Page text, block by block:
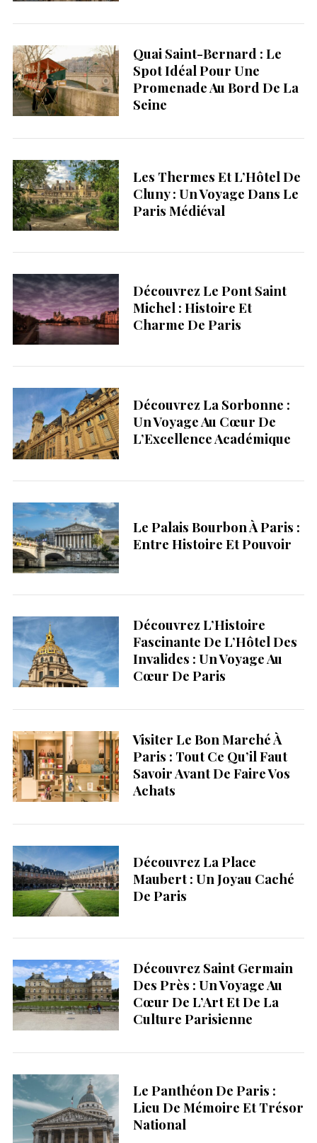
Quai Saint-Bernard : Le
Spot Idéal Pour Une
Promenade Au Bord De La
Seine
Les Thermes Et L’Hôtel De
Cluny : Un Voyage Dans Le
Paris Médiéval
Découvrez Le Pont Saint
Michel : Histoire Et
Charme De Paris
Découvrez La Sorbonne :
Un Voyage Au Cœur De
L’Excellence Académique
Le Palais Bourbon À Paris :
Entre Histoire Et Pouvoir
Découvrez L’Histoire
Fascinante De L’Hôtel Des
Invalides : Un Voyage Au
Cœur De Paris
Visiter Le Bon Marché À
Paris : Tout Ce Qu’il Faut
Savoir Avant De Faire Vos
Achats
Découvrez La Place
Maubert : Un Joyau Caché
De Paris
Découvrez Saint Germain
Des Près : Un Voyage Au
Cœur De L’Art Et De La
Culture Parisienne
Le Panthéon De Paris :
Lieu De Mémoire Et Trésor
National
S
r
c
h
f
o
: